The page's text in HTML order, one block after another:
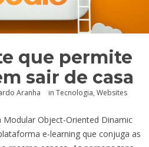
que permite
sair de casa
Aranha in Tecnologia, Websites
Object-Oriented Dinamic
e-learning que conjuga as